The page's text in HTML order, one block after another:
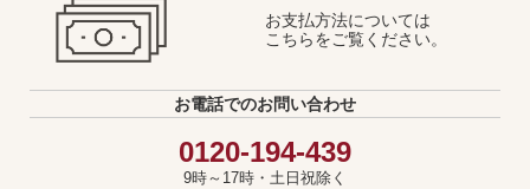
お支払方法については
こちらをご覧ください。
お電話でのお問い合わせ
0120-194-439
9時～17時・土日祝除く